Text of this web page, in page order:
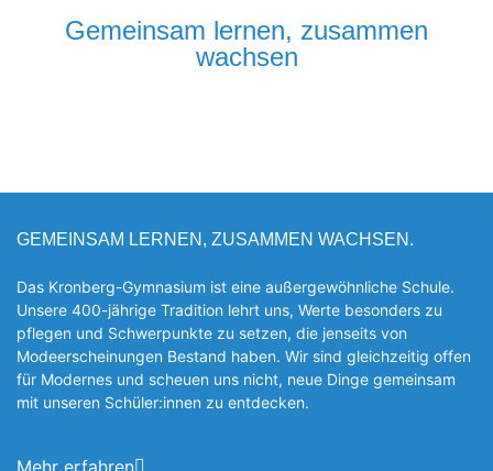
Gemeinsam lernen, zusammen
wachsen
GEMEINSAM LERNEN, ZUSAMMEN WACHSEN.
Das Kronberg-Gymnasium ist eine außergewöhnliche Schule.
Unsere 400-jährige Tradition lehrt uns, Werte besonders zu
pflegen und Schwerpunkte zu setzen, die jen­seits von
Modeerscheinungen Be­stand haben. Wir sind gleichzeitig offen
für Modernes und scheuen uns nicht, neue Dinge gemeinsam
mit unseren Schüler:innen zu entde­cken.
Mehr erfahren